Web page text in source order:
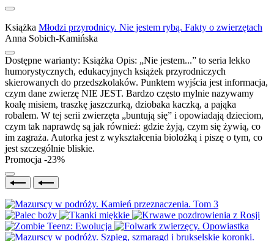
Książka Młodzi przyrodnicy. Nie jestem rybą. Fakty o zwierzętach
Anna Sobich-Kamińska
Dostępne warianty: Książka Opis: „Nie jestem...” to seria lekko
humorystycznych, edukacyjnych książek przyrodniczych
skierowanych do przedszkolaków. Punktem wyjścia jest informacja,
czym dane zwierzę NIE JEST. Bardzo często mylnie nazywamy
koalę misiem, traszkę jaszczurką, dziobaka kaczką, a pająka
robalem. W tej serii zwierzęta „buntują się” i opowiadają dzieciom,
czym tak naprawdę są jak również: gdzie żyją, czym się żywią, co
im zagraża. Autorka jest z wykształcenia biolożką i piszę o tym, co
jest szczególnie bliskie.
Promocja -23%